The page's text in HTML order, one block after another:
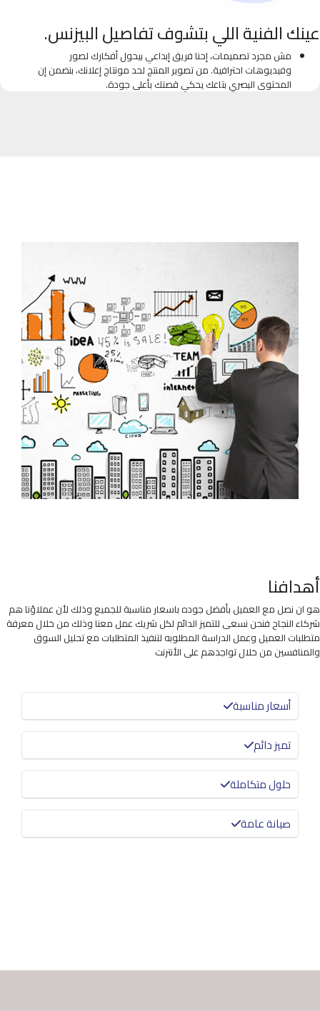
عينك الفنية اللي بتشوف تفاصيل البيزنس.
مش مجرد تصميمات، إحنا فريق إبداعي بيحول أفكارك لصور
وفيديوهات احترافية. من تصوير المنتج لحد مونتاج إعلانك، بنضمن إن
المحتوى البصري بتاعك يحكي قصتك بأعلى جودة.
أهدافنا
هو ان نصل مع العميل بأفضل جوده باسعار مناسبة للجميع وذلك لأن عملاؤنا هم
شركاء النجاح فنحن نسعى للتميز الدائم لكل شريك عمل معنا وذلك من خلال معرفة
متطلبات العميل وعمل الدراسة المطلوبه لتنفيذ المتطلبات مع تحليل السوق
والمنافسين من خلال تواجدهم على الأنترنت
أسعار مناسبة
تميز دائم
حلول متكاملة
صيانة عامة